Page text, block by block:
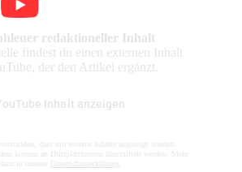
redaktioneller Inhalt
findest du einen externen Inhalt
der den Artikel ergänzt.
Inhalt anzeigen
dass mir externe Inhalte angezeigt werden.
können an Drittplattformen übermittelt werden. Mehr
Datenschutzerklärung